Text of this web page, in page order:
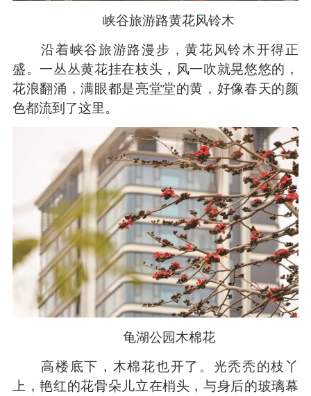
峡谷旅游路黄花风铃木
沿着峡谷旅游路漫步，黄花风铃木开得正
盛。一丛丛黄花挂在枝头，风一吹就晃悠悠的，
花浪翻涌，满眼都是亮堂堂的黄，好像春天的颜
色都流到了这里。
龟湖公园木棉花
高楼底下，木棉花也开了。光秃秃的枝丫
上，艳红的花骨朵儿立在梢头，与身后的玻璃幕